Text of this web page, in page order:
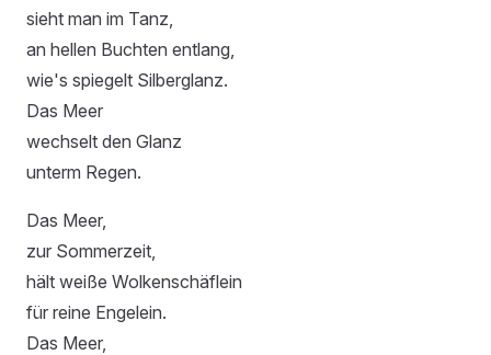
sieht man im Tanz,
an hellen Buchten entlang,
wie's spiegelt Silberglanz.
Das Meer
wechselt den Glanz
unterm Regen.
Das Meer,
zur Sommerzeit,
hält weiße Wolkenschäflein
für reine Engelein.
Das Meer,